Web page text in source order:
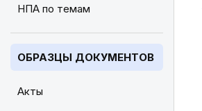
НПА по темам
ОБРАЗЦЫ ДОКУМЕНТОВ
Акты